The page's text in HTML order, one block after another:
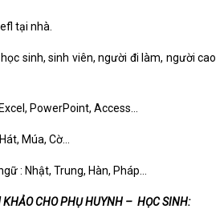
tại nhà.
sinh, sinh viên, người đi làm, người cao
PowerPoint, Access…
Múa, Cờ…
: Nhật, Trung, Hàn, Pháp…
CHO PHỤ HUYNH – HỌC SINH: